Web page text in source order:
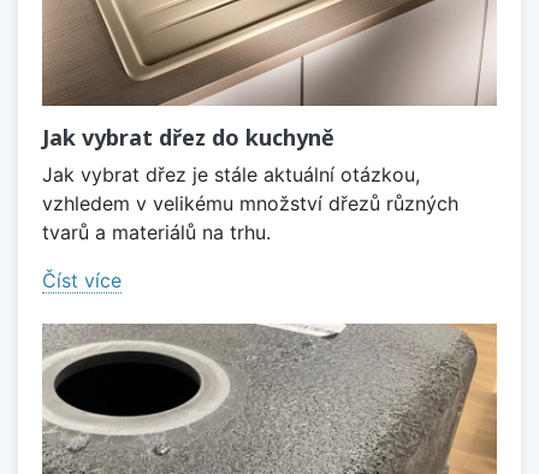
Jak vybrat dřez do kuchyně
Jak vybrat dřez je stále aktuální otázkou,
vzhledem v velikému množství dřezů různých
tvarů a materiálů na trhu.
Číst více